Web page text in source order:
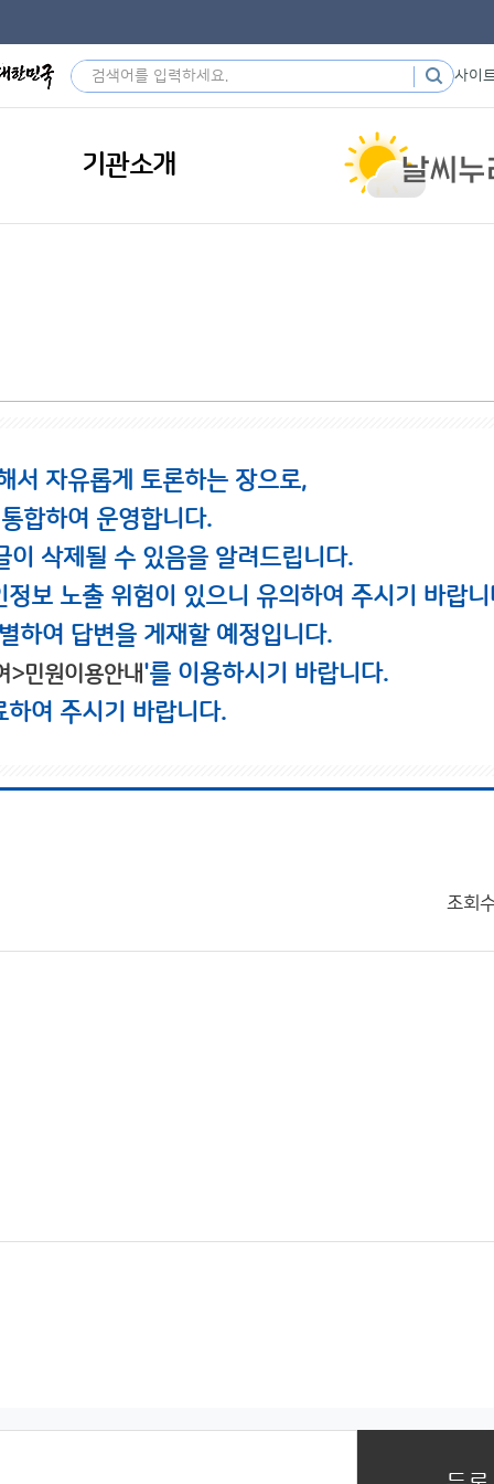
사이
기관소개
서 자유롭게 토론하는 장으로,
합하여 운영합니다.
삭제될 수 있음을 알려드립니다.
보 노출 위험이 있으니 유의하여 주시기 바랍니
하여 답변을 게재할 예정입니다.
>민원이용안내'를 이용하시기 바랍니다.
여 주시기 바랍니다.
조회